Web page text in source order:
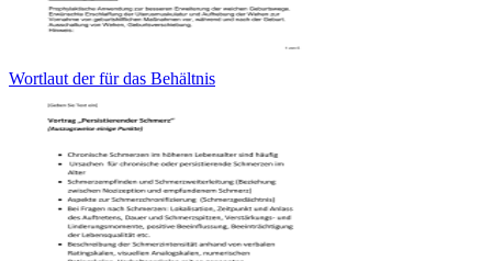
Wortlaut der für das Behältnis